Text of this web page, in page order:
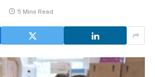
5 Mins Read